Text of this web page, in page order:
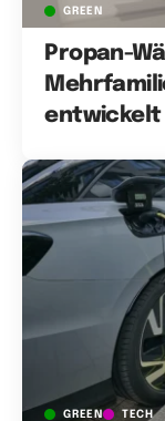
GREEN
Propan-
entwickelt
GREEN TECH